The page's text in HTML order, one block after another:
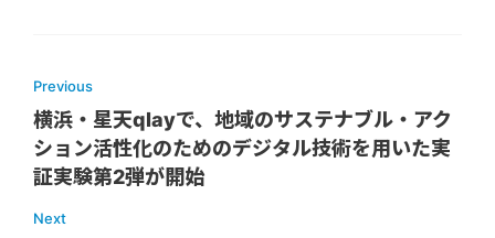
Previous
横浜・星天qlayで、地域のサステナブル・アク
ション活性化のためのデジタル技術を用いた実
証実験第2弾が開始
Next